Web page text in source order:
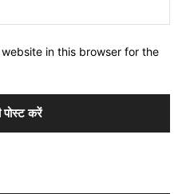
in this browser for the